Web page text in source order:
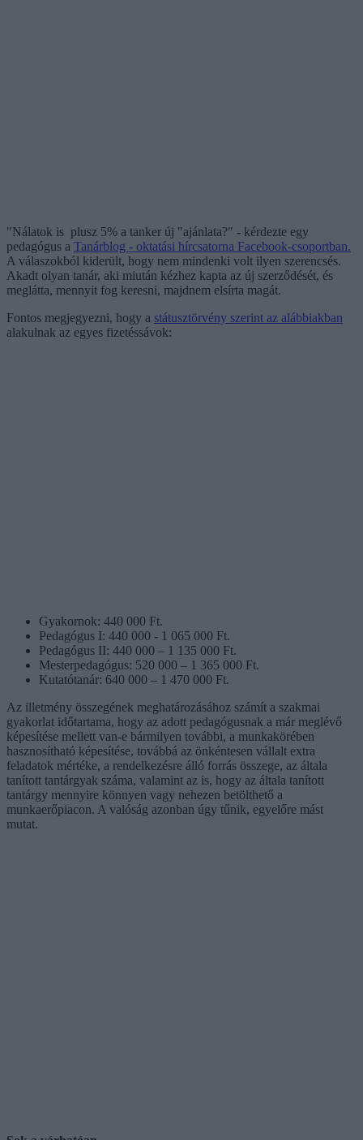
"Nálatok is plusz 5% a tanker új "ajánlata?" - kérdezte egy
pedagógus a Tanárblog - oktatási hírcsatorna Facebook-csoportban.
A válaszokból kiderült, hogy nem mindenki volt ilyen szerencsés.
Akadt olyan tanár, aki miután kézhez kapta az új szerződését, és
meglátta, mennyit fog keresni, majdnem elsírta magát.
Fontos megjegyezni, hogy a státusztörvény szerint az alábbiakban
alakulnak az egyes fizetéssávok:
Gyakornok: 440 000 Ft.
Pedagógus I: 440 000 - 1 065 000 Ft.
Pedagógus II: 440 000 – 1 135 000 Ft.
Mesterpedagógus: 520 000 – 1 365 000 Ft.
Kutatótanár: 640 000 – 1 470 000 Ft.
Az illetmény összegének meghatározásához számít a szakmai
gyakorlat időtartama, hogy az adott pedagógusnak a már meglévő
képesítése mellett van-e bármilyen további, a munkakörében
hasznosítható képesítése, továbbá az önkéntesen vállalt extra
feladatok mértéke, a rendelkezésre álló forrás összege, az általa
tanított tantárgyak száma, valamint az is, hogy az általa tanított
tantárgy mennyire könnyen vagy nehezen betölthető a
munkaerőpiacon. A valóság azonban úgy tűnik, egyelőre mást
mutat.